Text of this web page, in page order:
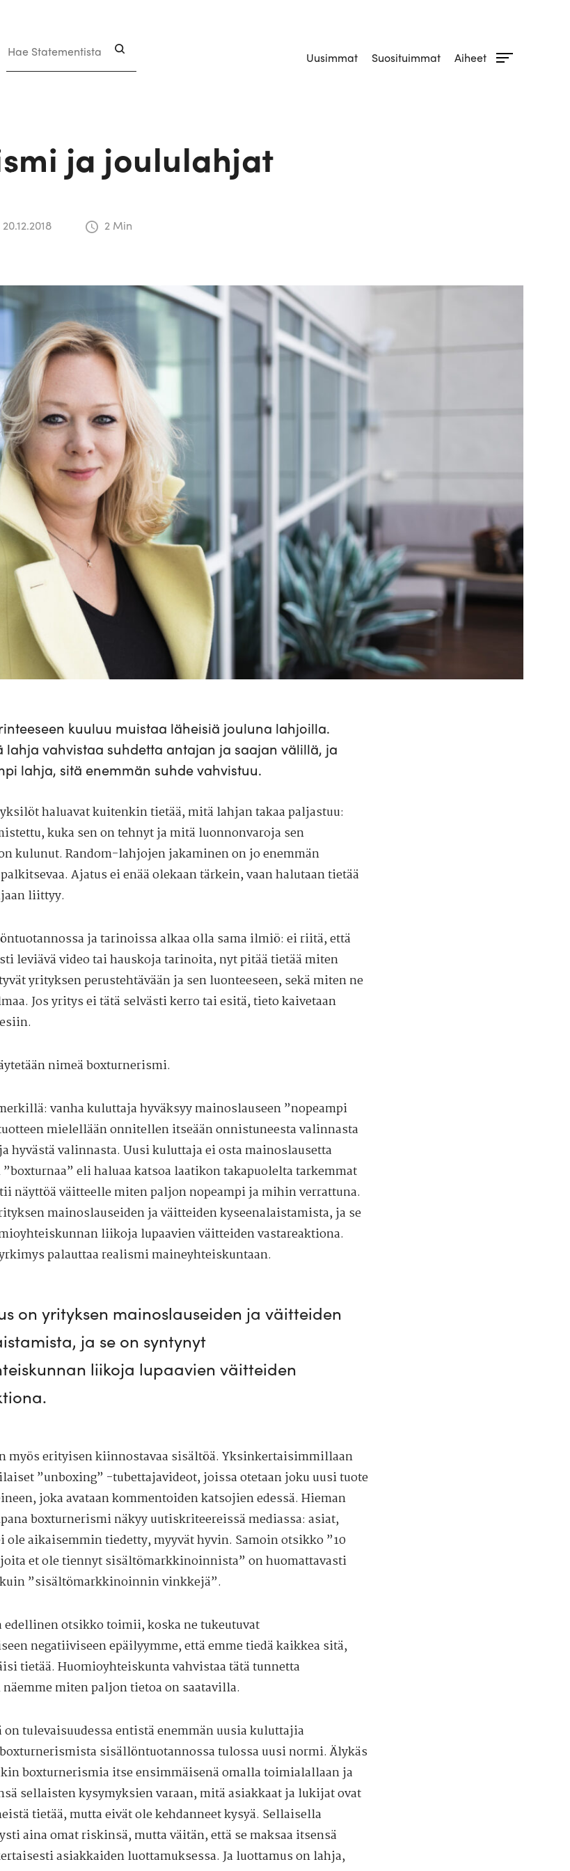
Hae Statementista
Uusimmat Suosituimmat Aiheet
Laatu
Ohjelmointi
Pilvipalvelut
PTV
Responsiivinen suunnittelu
Saavutettavuus
Sisällönhallinta
Sisältömarkkinointi
Sisältöstrategia
Sovelluskehitys
Tabletit
Teknologia
Trendit
Tuotekehitys
Uutiskirje
Verkko ja oppiminen
Verkkopalvelun uudistaminen
Vuosiraportointi
WordPress
Yhteisöviestintä
ja joululahjat
20.12.2018 2 Min
kuuluu muistaa läheisiä jouluna lahjoilla.
lahja vahvistaa suhdetta antajan ja saajan välillä, ja
lahja, sitä enemmän suhde vahvistuu.
haluavat kuitenkin tietää, mitä lahjan takaa paljastuu:
kuka sen on tehnyt ja mitä luonnonvaroja sen
kulunut. Random-lahjojen jakaminen on jo enemmän
Ajatus ei enää olekaan tärkein, vaan halutaan tietää
liittyy.
ja tarinoissa alkaa olla sama ilmiö: ei riitä, että
leviävä video tai hauskoja tarinoita, nyt pitää tietää miten
yrityksen perustehtävään ja sen luonteeseen, sekä miten ne
Jos yritys ei tätä selvästi kerro tai esitä, tieto kaivetaan
nimeä boxturnerismi.
vanha kuluttaja hyväksyy mainoslauseen ”nopeampi
mielellään onnitellen itseään onnistuneesta valinnasta
hyvästä valinnasta. Uusi kuluttaja ei osta mainoslausetta
eli haluaa katsoa laatikon takapuolelta tarkemmat
näyttöä väitteelle miten paljon nopeampi ja mihin verrattuna.
mainoslauseiden ja väitteiden kyseenalaistamista, ja se
liikoja lupaavien väitteiden vastareaktiona.
palauttaa realismi maineyhteiskuntaan.
on yrityksen mainoslauseiden ja väitteiden
ja se on syntynyt
liikoja lupaavien väitteiden
myös erityisen kiinnostavaa sisältöä. Yksinkertaisimmillaan
”unboxing” -tubettajavideot, joissa otetaan joku uusi tuote
joka avataan kommentoiden katsojien edessä. Hieman
boxturnerismi näkyy uutiskriteereissä mediassa: asiat,
ole aikaisemmin tiedetty, myyvät hyvin. Samoin otsikko ”10
et ole tiennyt sisältömarkkinoinnista” on huomattavasti
”sisältömarkkinoinnin vinkkejä”.
otsikko toimii, koska ne tukeutuvat
negatiiviseen epäilyymme, että emme tiedä kaikkea sitä,
tietää. Huomioyhteiskunta vahvistaa tätä tunnetta
miten paljon tietoa on saatavilla.
tulevaisuudessa entistä enemmän uusia kuluttajia
sisällöntuotannossa tulossa uusi normi. Älykäs
boxturnerismia itse ensimmäisenä omalla toimialallaan ja
sellaisten kysymyksien varaan, mitä asiakkaat ja lukijat ovat
tietää, mutta eivät ole kehdanneet kysyä. Sellaisella
aina omat riskinsä, mutta väitän, että se maksaa itsensä
asiakkaiden luottamuksessa. Ja luottamus on lahja,